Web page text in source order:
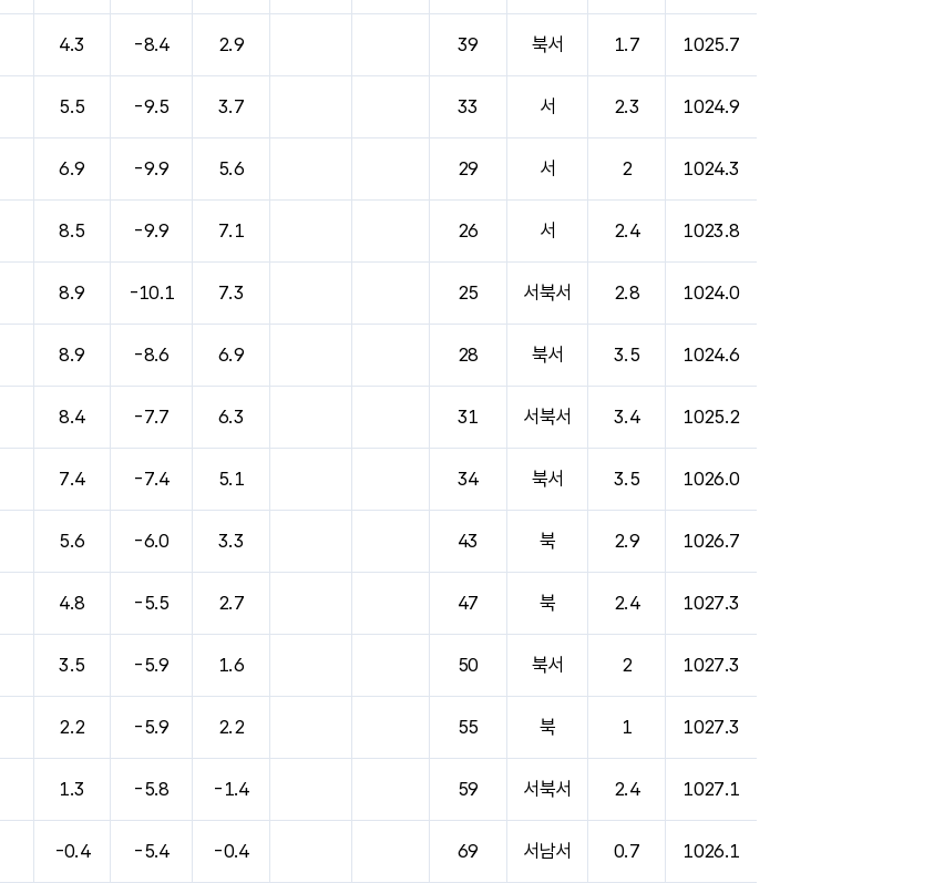
4.3 -8.4 2.9 39 북서 1.7 1025.7
5.5 -9.5 3.7 33 서 2.3 1024.9
6.9 -9.9 5.6 29 서 2 1024.3
8.5 -9.9 7.1 26 서 2.4 1023.8
8.9 -10.1 7.3 25 서북서 2.8 1024.0
8.9 -8.6 6.9 28 북서 3.5 1024.6
8.4 -7.7 6.3 31 서북서 3.4 1025.2
7.4 -7.4 5.1 34 북서 3.5 1026.0
5.6 -6.0 3.3 43 북 2.9 1026.7
4.8 -5.5 2.7 47 북 2.4 1027.3
3.5 -5.9 1.6 50 북서 2 1027.3
2.2 -5.9 2.2 55 북 1 1027.3
1.3 -5.8 -1.4 59 서북서 2.4 1027.1
-0.4 -5.4 -0.4 69 서남서 0.7 1026.1